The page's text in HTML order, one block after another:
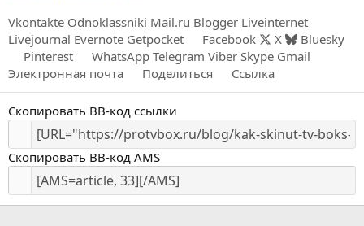
Vkontakte Odnoklassniki Mail.ru Blogger Liveinternet
Livejournal Evernote Getpocket Facebook X
Bluesky
Pinterest
WhatsApp Telegram Viber Skype Gmail
Электронная почта
Поделиться Ссылка
Скопировать BB-код ссылки
Скопировать BB-код AMS